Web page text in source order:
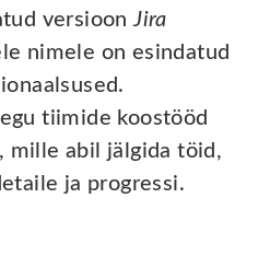
versioonJira
nimele on esindatud
tiimide koostööd
mille abil jälgida töid,
ja progressi.